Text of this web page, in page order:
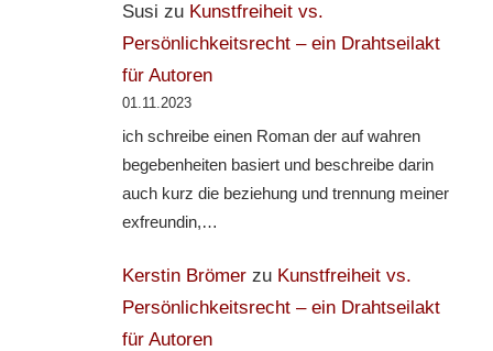
Susi zu Kunstfreiheit vs.
Persönlichkeitsrecht – ein Drahtseilakt
für Autoren
01.11.2023
ich schreibe einen Roman der auf wahren
begebenheiten basiert und beschreibe darin
auch kurz die beziehung und trennung meiner
exfreundin,…
Kerstin Brömerzu Kunstfreiheit vs.
Persönlichkeitsrecht – ein Drahtseilakt
für Autoren